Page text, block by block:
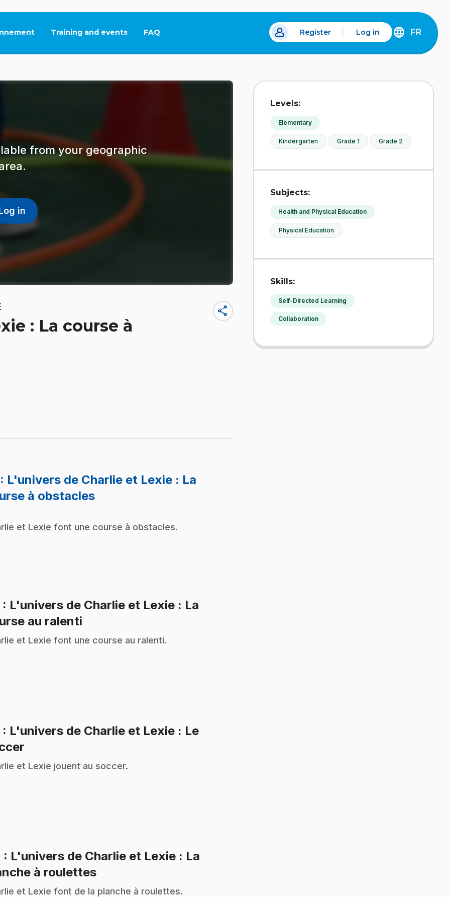
Training and events FAQ
This link will open in a new tab. Register Log in
DÉCOUVREZ
FRANÇAIS
FR
from your geographic
in
: La course à
share
: L'univers de Charlie et Lexie : La
à obstacles.
et Lexie font une course à obstacles.
: L'univers de Charlie et Lexie : La
au ralenti
et Lexie font une course au ralenti.
: L'univers de Charlie et Lexie : Le
et Lexie jouent au soccer.
: L'univers de Charlie et Lexie : La
à roulettes.
et Lexie font de la planche à roulettes.
Levels:
Elementary
Kindergarten Grade 1 Grade 2
Subjects:
Health and Physical Education
Physical Education
Skills:
Self-Directed Learning
Collaboration